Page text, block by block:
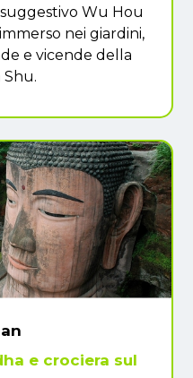
Wu Hou
nei giardini,
e vicende della
Shu.
e crociera sul